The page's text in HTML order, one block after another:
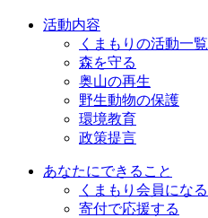
活動内容
くまもりの活動一覧
森を守る
奥山の再生
野生動物の保護
環境教育
政策提言
あなたにできること
くまもり会員になる
寄付で応援する